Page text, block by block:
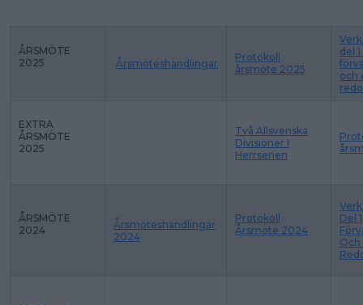
ÅRSMÖTE
2025
Årsmöteshandlingar
Protokoll
årsmöte 2025
del 1
och
EXTRA
ÅRSMÖTE
2025
Två Allsvenska
Divisioner I
Herrserien
ÅRSMÖTE
2024
Årsmöteshandlingar
2024
Protokoll
Årsmöte 2024
Del 1
Och